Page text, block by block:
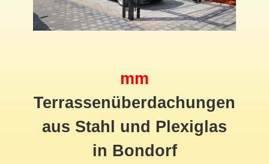
mm
Terrassenüberdachungen
aus Stahl und Plexiglas
in Bondorf